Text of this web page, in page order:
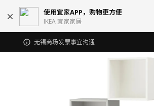
使用宜家APP，购物更方便
IKEA 宜家家居
无锡商场发票事宜沟通